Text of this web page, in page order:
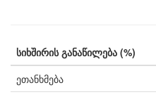
სიხშირის განაწილება (%)
ეთანხმება